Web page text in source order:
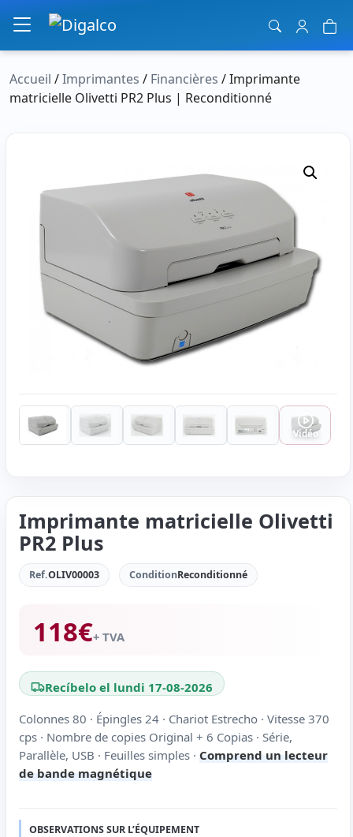
Navigation principale
Accueil /Imprimantes / Financières / Imprimante
matricielle Olivetti PR2 Plus | Reconditionné
Vidéo
Imprimante matricielle Olivetti
PR2 Plus
Ref.OLIV00003 ConditionReconditionné
118€+ TVA
Recíbelo el lundi 17-08-2026
Colonnes 80 · Épingles 24 · Chariot Estrecho · Vitesse 370
cps · Nombre de copies Original + 6 Copias · Série,
Parallèle, USB · Feuilles simples · Comprend un lecteur
de bande magnétique
OBSERVATIONS SUR L’ÉQUIPEMENT